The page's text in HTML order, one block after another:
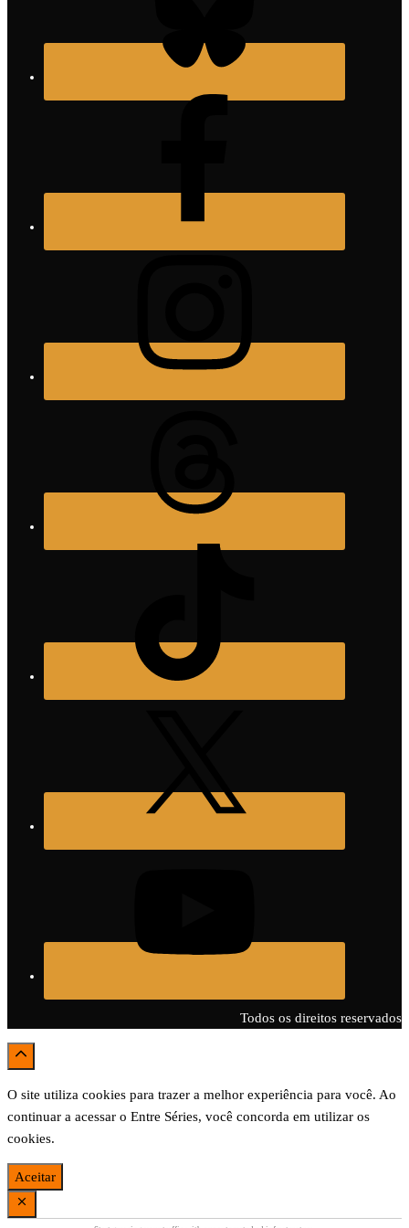
Todos os direitos reservados
O site utiliza cookies para trazer a melhor experiência para você. Ao
continuar a acessar o Entre Séries, você concorda em utilizar os
cookies.
Aceitar